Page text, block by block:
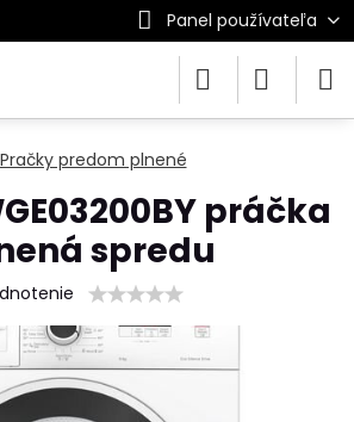
Panel používateľa
Pračky predom plnené
práčka
spredu